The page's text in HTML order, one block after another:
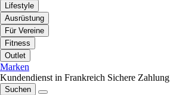
Lifestyle
Ausrüstung
Für Vereine
Fitness
Outlet
Marken
Kundendienst in Frankreich Sichere Zahlung
Suchen